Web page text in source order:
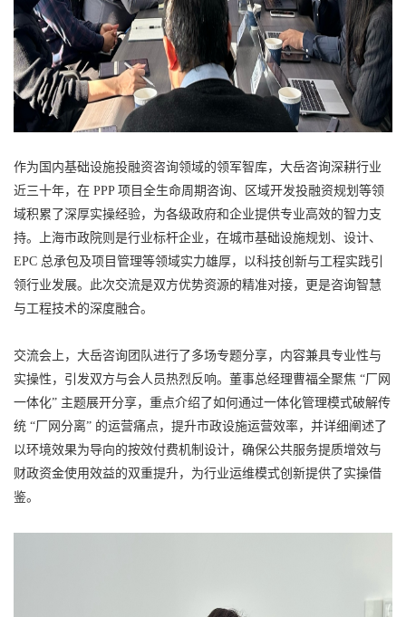
作为国内基础设施投融资咨询领域的领军智库，大岳咨询深耕行业
近三十年，在 PPP 项目全生命周期咨询、区域开发投融资规划等领
域积累了深厚实操经验，为各级政府和企业提供专业高效的智力支
持。上海市政院则是行业标杆企业，在城市基础设施规划、设计、
EPC 总承包及项目管理等领域实力雄厚，以科技创新与工程实践引
领行业发展。此次交流是双方优势资源的精准对接，更是咨询智慧
与工程技术的深度融合。​
交流会上，大岳咨询团队进行了多场专题分享，内容兼具专业性与
实操性，引发双方与会人员热烈反响。董事总经理曹福全聚焦 “厂网
一体化” 主题展开分享，重点介绍了如何通过一体化管理模式破解传
统 “厂网分离” 的运营痛点，提升市政设施运营效率，并详细阐述了
以环境效果为导向的按效付费机制设计，确保公共服务提质增效与
财政资金使用效益的双重提升，为行业运维模式创新提供了实操借
鉴。​